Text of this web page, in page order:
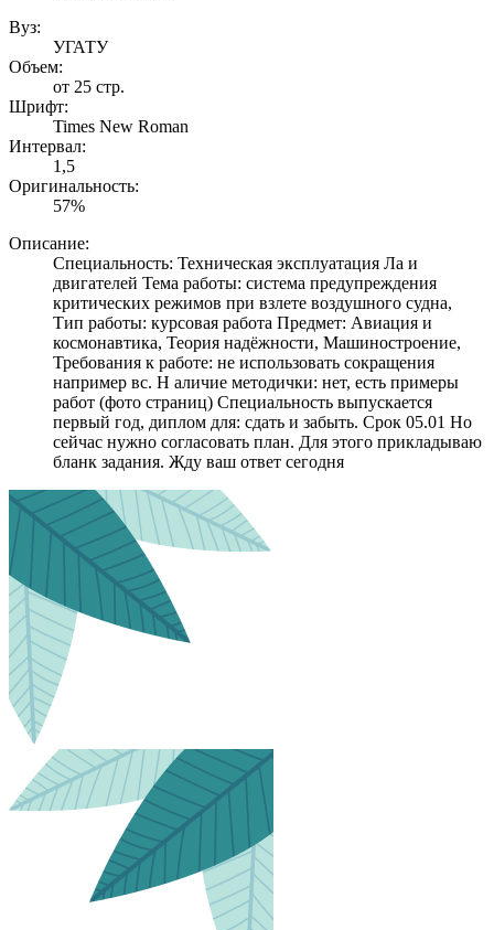
Вуз:
УГАТУ
Объем:
от 25 стр.
Шрифт:
Times New Roman
Интервал:
1,5
Оригинальность:
57%
Описание:
Специальность: Техническая эксплуатация Ла и
двигателей Тема работы: система предупреждения
критических режимов при взлете воздушного судна,
Тип работы: курсовая работа Предмет: Авиация и
космонавтика, Теория надёжности, Машиностроение,
Требования к работе: не использовать сокращения
например вс. Н аличие методички: нет, есть примеры
работ (фото страниц) Специальность выпускается
первый год, диплом для: сдать и забыть. Срок 05.01 Но
сейчас нужно согласовать план. Для этого прикладываю
бланк задания. Жду ваш ответ сегодня